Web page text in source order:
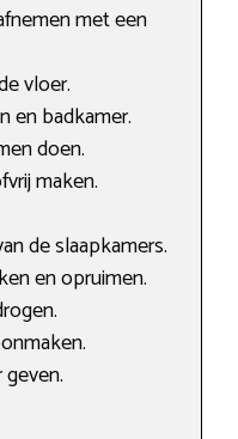
met een
vloer.
en badkamer.
doen.
maken.
de slaapkamers.
en opruimen.